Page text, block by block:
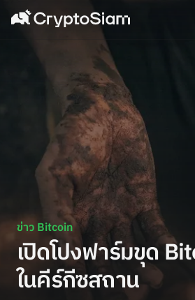
ข่าว Bitcoin
เปิดโปงฟาร์มขุด
ในคีร์กีซสถาน